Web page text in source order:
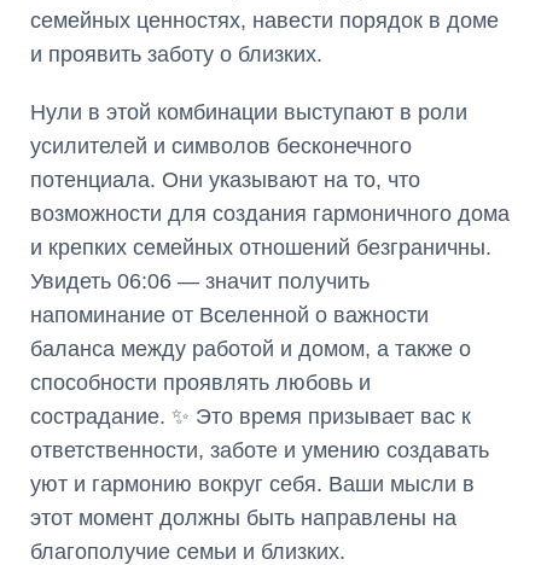
семейных ценностях, навести порядок в доме
и проявить заботу о близких.
Нули в этой комбинации выступают в роли
усилителей и символов бесконечного
потенциала. Они указывают на то, что
возможности для создания гармоничного дома
и крепких семейных отношений безграничны.
Увидеть 06:06 — значит получить
напоминание от Вселенной о важности
баланса между работой и домом, а также о
способности проявлять любовь и
сострадание. ✨ Это время призывает вас к
ответственности, заботе и умению создавать
уют и гармонию вокруг себя. Ваши мысли в
этот момент должны быть направлены на
благополучие семьи и близких.